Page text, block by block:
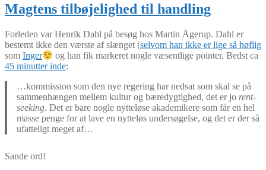
Magtens tilbøjelighed til handling
Forleden var Henrik Dahl på besøg hos Martin Ågerup. Dahl er
bestemt ikke den værste af slænget (selvom han ikke er lige så høflig
som Inger
og han fik markeret nogle væsentlige pointer. Bedst ca
45 minutter inde:
…kommission som den nye regering har nedsat som skal se på
sammenhængen mellem kultur og bæredygtighed, det er jo rent-
seeking. Det er bare nogle nytteløse akademikere som får en hel
masse penge for at lave en nytteløs undersøgelse, og det er der så
ufatteligt meget af…
Sande ord!